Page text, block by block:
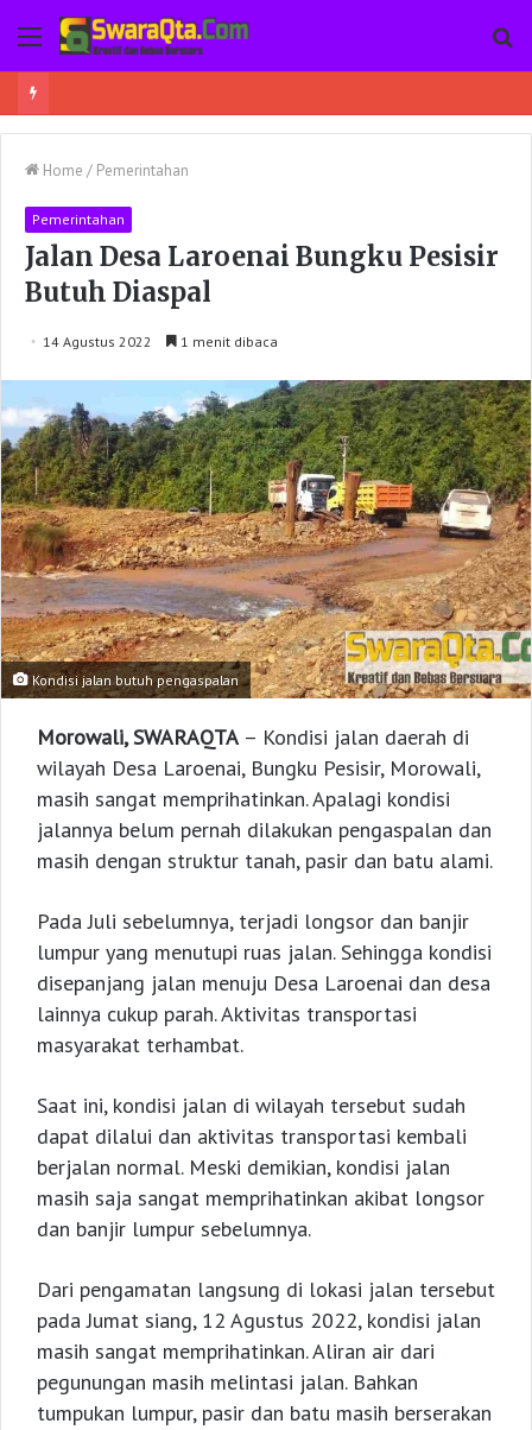
Menu
Home / Pemerintahan
Pemerintahan
Jalan Desa Laroenai Bungku Pesisir
Butuh Diaspal
14 Agustus 2022 1 menit dibaca
Kondisi jalan butuh pengaspalan
Morowali, SWARAQTA– Kondisi jalan daerah di
wilayah Desa Laroenai, Bungku Pesisir, Morowali,
masih sangat memprihatinkan. Apalagi kondisi
jalannya belum pernah dilakukan pengaspalan dan
masih dengan struktur tanah, pasir dan batu alami.
Pada Juli sebelumnya, terjadi longsor dan banjir
lumpur yang menutupi ruas jalan. Sehingga kondisi
disepanjang jalan menuju Desa Laroenai dan desa
lainnya cukup parah. Aktivitas transportasi
masyarakat terhambat.
Saat ini, kondisi jalan di wilayah tersebut sudah
dapat dilalui dan aktivitas transportasi kembali
berjalan normal. Meski demikian, kondisi jalan
masih saja sangat memprihatinkan akibat longsor
dan banjir lumpur sebelumnya.
Dari pengamatan langsung di lokasi jalan tersebut
pada Jumat siang, 12 Agustus 2022, kondisi jalan
masih sangat memprihatinkan. Aliran air dari
pegunungan masih melintasi jalan. Bahkan
tumpukan lumpur, pasir dan batu masih berserakan